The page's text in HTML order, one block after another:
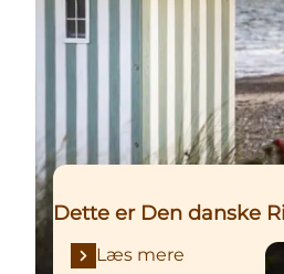
Dette er Den danske
Læs mere